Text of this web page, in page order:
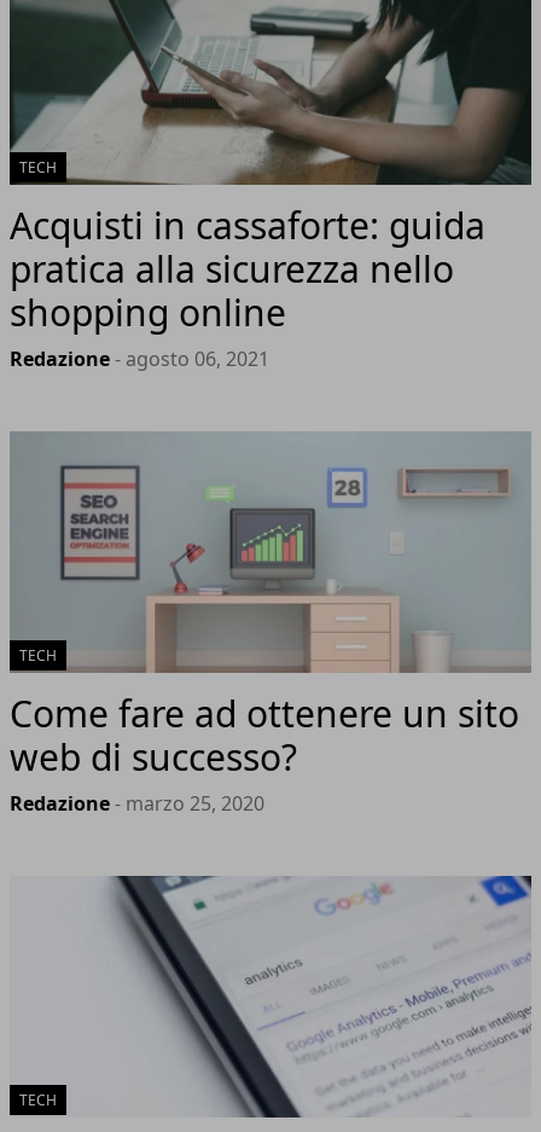
TECH
Acquisti in cassaforte: guida
pratica alla sicurezza nello
shopping online
Redazione- agosto 06, 2021
TECH
Come fare ad ottenere un sito
web di successo?
Redazione- marzo 25, 2020
TECH